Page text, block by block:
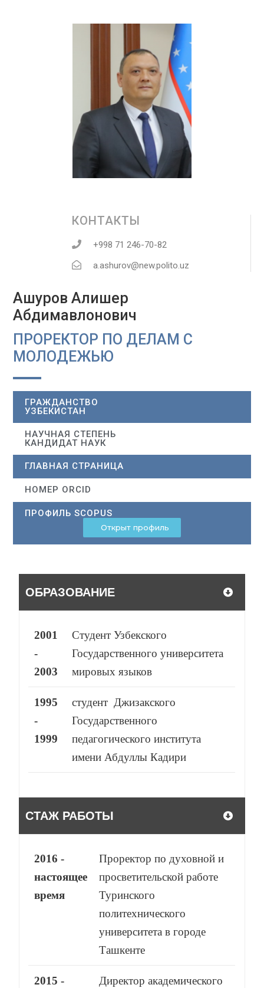
КОНТАКТЫ
+998 71 246-70-82
a.ashurov@new.polito.uz
Ашуров Алишер
Абдимавлонович
ПРОРЕКТОР ПО ДЕЛАМ С
МОЛОДЕЖЬЮ
ГРАЖДАНСТВО
УЗБЕКИСТАН
НАУЧНАЯ СТЕПЕНЬ
КАНДИДАТ НАУК
ГЛАВНАЯ СТРАНИЦА
НОМЕР ORCID
ПРОФИЛЬ SCOPUS
Открыт профиль
ОБРАЗОВАНИЕ
2001
-
2003
Студент Узбекского
Государственного университета
мировых языков
1995
-
1999
студент Джизакского
Государственного
педагогического института
имени Абдуллы Кадири
СТАЖ РАБОТЫ
2016 -
настоящее
время
Проректор по духовной и
просветительской работе
Туринского
политехнического
университета в городе
Ташкенте
2015 -
Директор академического